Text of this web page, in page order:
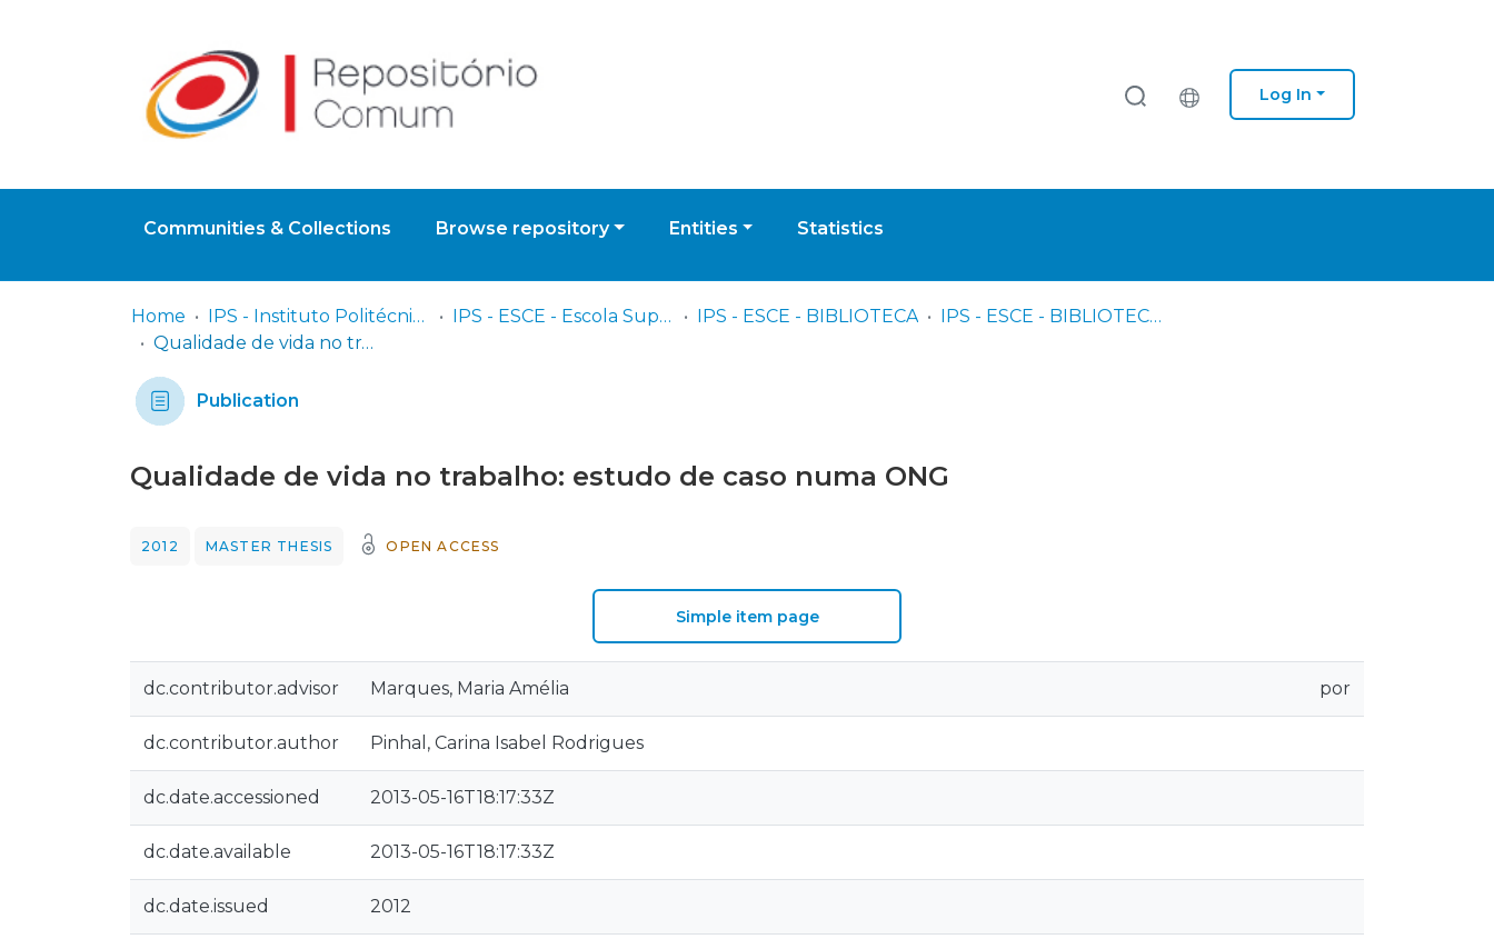
Log In
Communities & Collections Browse repository Entities Statistics
Home IPS - Instituto Politécnico de Setúbal IPS - ESCE - Escola Superior de Ciências Empresariais IPS - ESCE - BIBLIOTECA
IPS - ESCE - BIBLIOTECA - Dissertações de mestrado
Qualidade de vida no trabalho: estudo de caso numa ONG
Publication
Qualidade de vida no trabalho: estudo de caso numa ONG
2012 MASTER THESIS OPEN ACCESS
Simple item page
dc.contributor.advisor Marques, Maria Amélia por
dc.contributor.author Pinhal, Carina Isabel Rodrigues
dc.date.accessioned 2013-05-16T18:17:33Z
dc.date.available 2013-05-16T18:17:33Z
dc.date.issued 2012